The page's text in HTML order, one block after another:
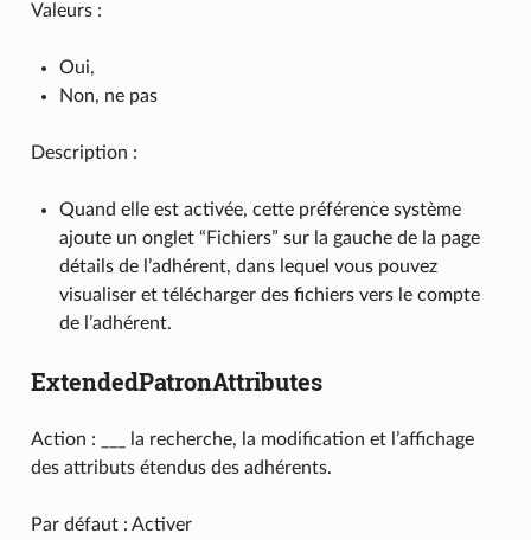
Valeurs :
Oui,
Non, ne pas
Description :
Quand elle est activée, cette préférence système
ajoute un onglet “Fichiers” sur la gauche de la page
détails de l’adhérent, dans lequel vous pouvez
visualiser et télécharger des fichiers vers le compte
de l’adhérent.
ExtendedPatronAttributes
Action : ___ la recherche, la modification et l’affichage
des attributs étendus des adhérents.
Par défaut : Activer